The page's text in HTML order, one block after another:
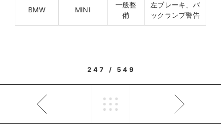
BMW MINI
一般整
備
左ブレーキ、バ
ックランプ警告
247 / 549